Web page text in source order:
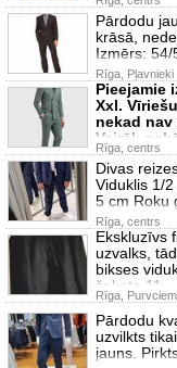
Pārdodu
krāsā,
Izmērs:
Rīga, Pļavnieki
Pieejamie
Xxl.
nekad
Vairāk nekā
Rīga, centrs
Divas
Viduklis 1/
5 cm Roku
Rīga, centrs
Ekskluzīvs
uzvalks,
bikses
žakete 11
Rīga,
Pārdodu
uzvilkts
jauns.